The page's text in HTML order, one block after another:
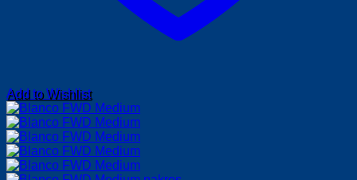
Add to Wishlist